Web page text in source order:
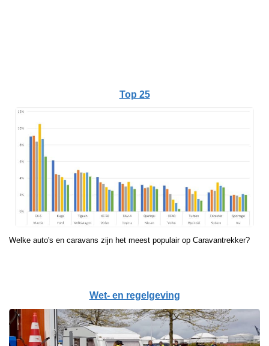
Top 25
Welke auto's en caravans zijn het meest populair op Caravantrekker?
Wet- en regelgeving